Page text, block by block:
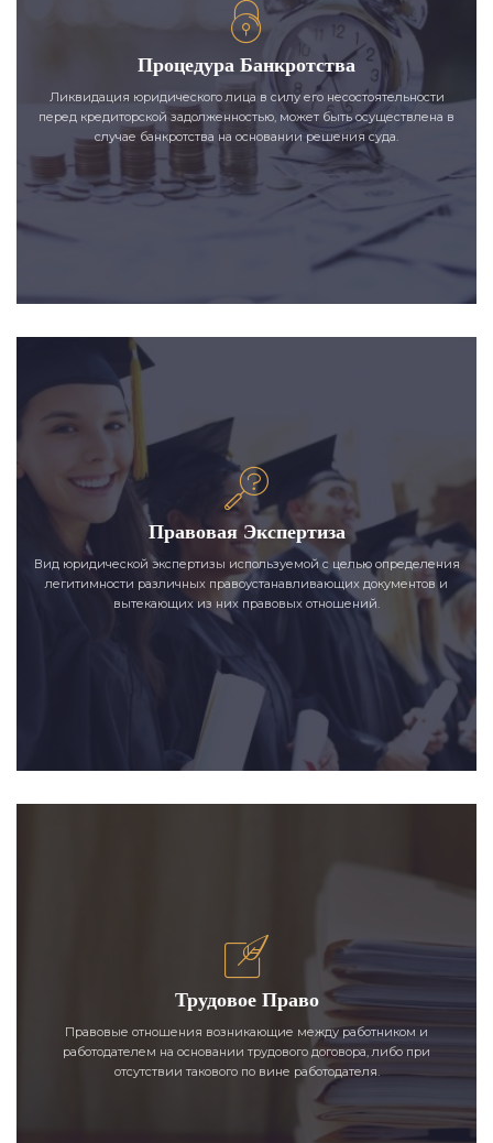
Процедура Банкротства
Ликвидация юридического лица в силу его несостоятельности
перед кредиторской задолженностью, может быть осуществлена в
случае банкротства на основании решения суда.
Правовая Экспертиза
Вид юридической экспертизы используемой с целью определения
легитимности различных правоустанавливающих документов и
вытекающих из них правовых отношений.
Трудовое Право
Правовые отношения возникающие между работником и
работодателем на основании трудового договора, либо при
отсутствии такового по вине работодателя.